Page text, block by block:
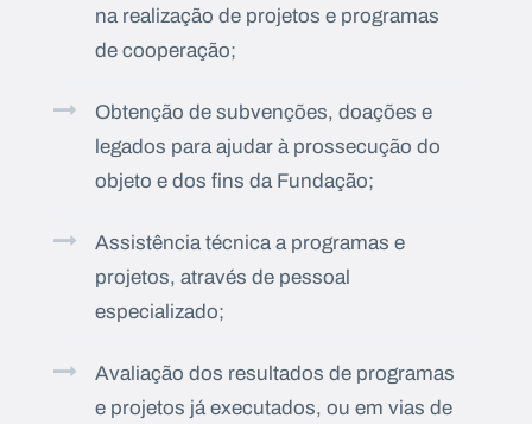
na realização de projetos e programas
de cooperação;
Obtenção de subvenções, doações e
legados para ajudar à prossecução do
objeto e dos fins da Fundação;
Assistência técnica a programas e
projetos, através de pessoal
especializado;
Avaliação dos resultados de programas
e projetos já executados, ou em vias de